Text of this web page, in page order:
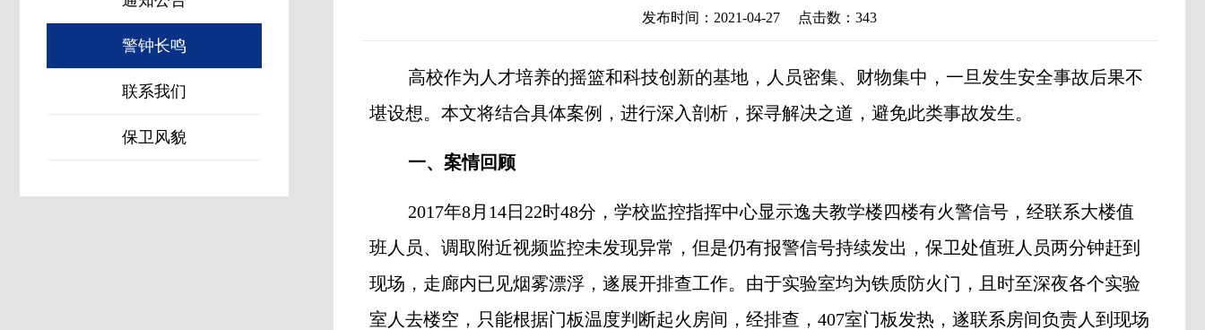
警钟长鸣
联系我们
保卫风貌
发布时间：2021-04-27 点击数： 343
高校作为人才培养的摇篮和科技创新的基地，人员密集、财物集中，一旦发生安全事故后果不
堪设想。本文将结合具体案例，进行深入剖析，探寻解决之道，避免此类事故发生。
一、案情回顾
2017年8月 14日 22时48分，学校监控指挥中心显示逸夫教学楼四楼有火警信号，经联系大楼值
班人员、调取附近视频监控未发现异常，但是仍有报警信号持续发出，保卫处值班人员两分钟赶到
现场，走廊内已见烟雾漂浮，遂展开排查工作。由于实验室均为铁质防火门，且时至深夜各个实验
室人去楼空，只能根据门板温度判断起火房间，经排查， 407室门板发热，遂联系房间负责人到现场